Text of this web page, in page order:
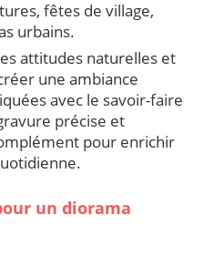
fêtes de village,
urbains.
attitudes naturelles et
une ambiance
avec le savoir-faire
précise et
pour enrichir
un diorama